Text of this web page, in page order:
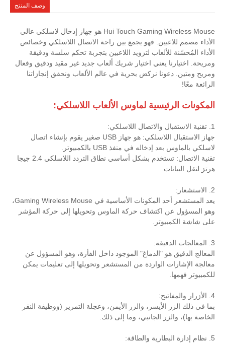
وصف المنتج
Hui Touch Gaming Wireless Mouse هو جهاز إدخال لاسلكي عالي
الأداء مصمم للاعبين. فهو يجمع بين راحة الاتصال اللاسلكي وخصائص
الأداء المُحسّنة للألعاب لتزويد اللاعبين بتجربة تحكم سلسة ودقيقة
ومريحة. اختيارنا يعني اختيار شريك ألعاب جديد غير مقيد ودقيق وفعال
ومريح ومتين. دعونا نركض بحرية في عالم الألعاب ونحقق إنجازاتنا
الرائعة معًا!
المكونات الرئيسية لماوس الألعاب اللاسلكي:
1. تقنية الاستقبال والاتصال اللاسلكي:
جهاز الاستقبال اللاسلكي: هو جهاز USB صغير يقوم بإنشاء اتصال
لاسلكي بالماوس بعد إدخاله في منفذ USB بالكمبيوتر.
تقنية الاتصال: تستخدم بشكل أساسي نطاق التردد اللاسلكي 2.4 جيجا
هرتز لنقل البيانات.
2. الاستشعار:
يعد المستشعر أحد المكونات الأساسية في Gaming Wireless Mouse،
وهو المسؤول عن اكتشاف حركة الماوس وتحويلها إلى حركة المؤشر
على شاشة الكمبيوتر.
3. المعالجات الدقيقة:
المعالج الدقيق هو "الدماغ" الموجود داخل الفأرة، وهو المسؤول عن
معالجة الإشارات الواردة من المستشعر وتحويلها إلى تعليمات يمكن
للكمبيوتر فهمها.
4. الأزرار والمفاتيح:
بما في ذلك الزر الأيسر، والزر الأيمن، وعجلة التمرير (ووظيفة النقر
الخاصة بها)، والزر الجانبي، وما إلى ذلك.
5. نظام إدارة البطارية والطاقة: